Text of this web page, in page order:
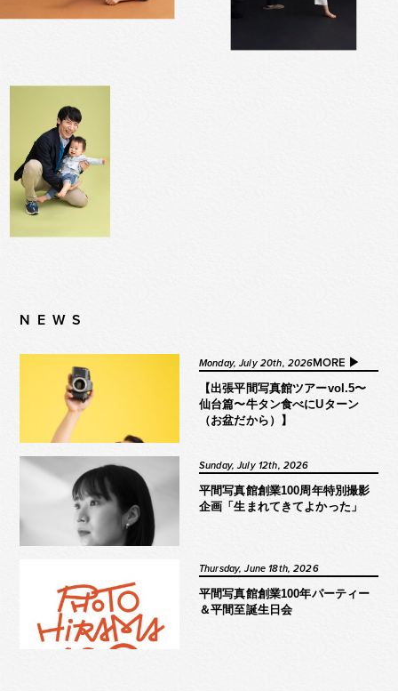
NEWS
MORE ▶︎
Monday, July 20th, 2026
【出張平間写真館ツアーvol.5〜
仙台篇〜牛タン食べにUターン
（お盆だから）】
Sunday, July 12th, 2026
平間写真館創業100周年特別撮影
企画「生まれてきてよかった」
Thursday, June 18th, 2026
平間写真館創業100年パーティー
＆平間至誕生日会